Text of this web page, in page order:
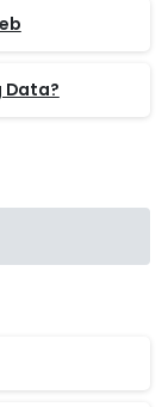
Data?